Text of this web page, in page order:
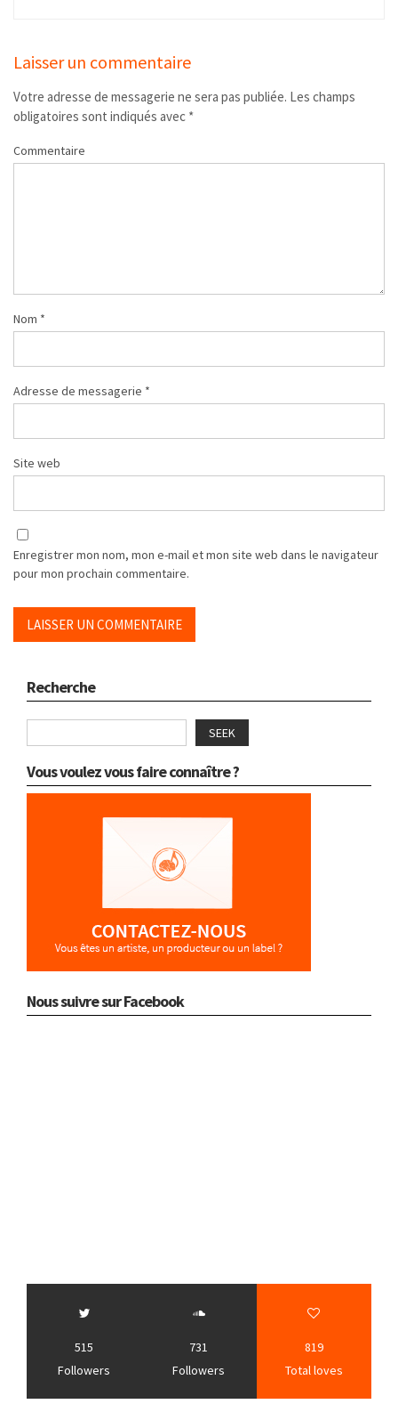
Laisser un commentaire
Votre adresse de messagerie ne sera pas publiée. Les champs
obligatoires sont indiqués avec *
Commentaire
Nom *
Adresse de messagerie *
Site web
Enregistrer mon nom, mon e-mail et mon site web dans le navigateur
pour mon prochain commentaire.
Recherche
SEEK
Vous voulez vous faire connaître ?
Nous suivre sur Facebook
515
Followers
731
Followers
819
Total loves